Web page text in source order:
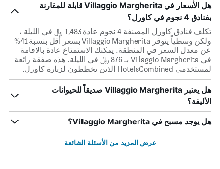
هل الأسعار في Villaggio Margherita قابلة للمقارنة
بفنادق 4 نجوم في كاورل؟
تكلف فنادق كاورل المصنفة 4 نجوم عادة 1,483 ﷼ في الليلة ،
ولكن وسطياً يتوفر Villaggio Margherita بسعر أقل بنسبة 41%
عن معدل السعر في المنطقة. يمكنك الاستمتاع عادة بالاقامة
في Villaggio Margherita بـ 876 ﷼ في الليلة. هذه صفقة رائعة
لمستخدمي HotelsCombined الذين يخططون لزيارة كاورل.
هل يعتبر Villaggio Margherita صديقاً للحيوانات
الأليفة؟
هل يوجد مسبح في Villaggio Margherita؟
عرض المزيد من الأسئلة الشائعة